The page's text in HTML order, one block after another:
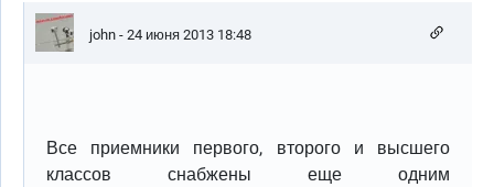
john - 24 июня 2013 18:48
Все приемники первого, второго и высшего
классов снабжены еще одним